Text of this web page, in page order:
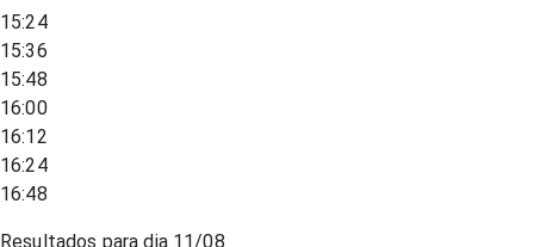
15:24
15:36
15:48
16:00
16:12
16:24
16:48
Resultados para dia 11/08